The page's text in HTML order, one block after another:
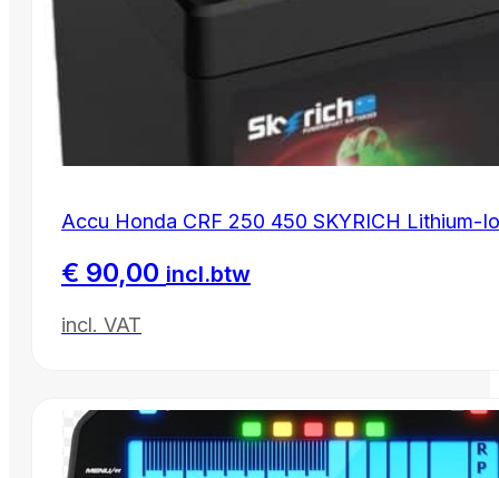
Accu Honda CRF 250 450 SKYRICH Lithium-
€ 90,00 incl.btw
incl. VAT